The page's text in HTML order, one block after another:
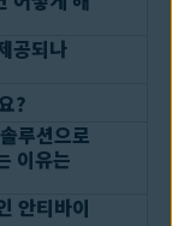
종료한 이후로
술 지원 및 보안
과 같은 타사 보안
있습니다.
인 강력한 안티바
으신다면
고입니다.
제거 도구
PC가 다른
공되나
가 자동으로
있는Windows
MSE 업데이트를
습니다. 실질적
?
Windows 7용
다. 유료 보안과
니다.
루션으로
이유는
안티바이